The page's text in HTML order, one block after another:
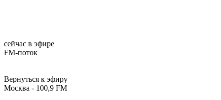
сейчас в эфире
FM-поток
Вернуться к эфиру
Москва - 100,9 FM